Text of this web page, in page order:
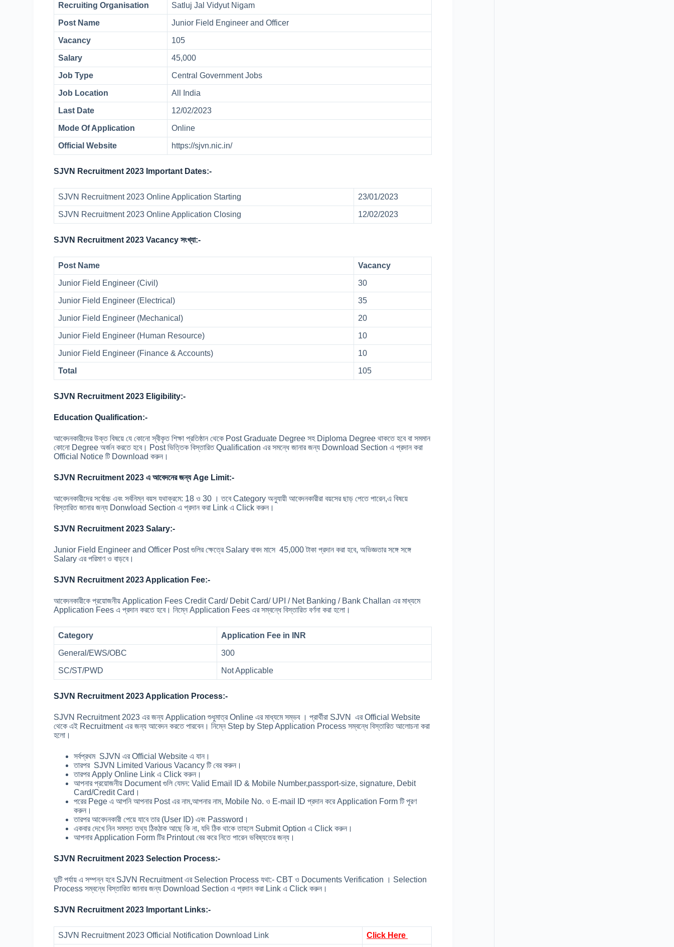
Recruiting Organisation Satluj Jal Vidyut Nigam
Post Name Junior Field Engineer and Officer
Vacancy 105
Salary 45,000
Job Type Central Government Jobs
Job Location All India
Last Date 12/02/2023
Mode Of Application Online
Official Website https://sjvn.nic.in/
SJVN Recruitment 2023 Important Dates:-
SJVN Recruitment 2023 Online Application Starting 23/01/2023
SJVN Recruitment 2023 Online Application Closing 12/02/2023
SJVN Recruitment 2023 Vacancy সংখ্যা:-
Post Name Vacancy
Junior Field Engineer (Civil) 30
Junior Field Engineer (Electrical) 35
Junior Field Engineer (Mechanical) 20
Junior Field Engineer (Human Resource) 10
Junior Field Engineer (Finance & Accounts) 10
Total 105
SJVN Recruitment 2023 Eligibility:-
Education Qualification:-
আবেদনকারীদের উক্ত বিষয়ে যে কোনো স্বীকৃত শিক্ষা প্রতিষ্ঠান থেকে Post Graduate Degree সহ Diploma Degree থাকতে হবে বা সমমান
কোনো Degree অর্জন করতে হবে। Post ভিত্তিক বিস্তারিত Qualification এর সমন্ধে জানার জন্য Download Section এ প্রদান করা
Official Notice টি Download করুন।
SJVN Recruitment 2023 এ আবেদনের জন্য Age Limit:-
আবেদনকারীদের সর্বোচ্চ এবং সর্বনিম্ন বয়স যথাক্রমে: 18 ও 30 । তবে Category অনুযায়ী আবেদনকারীরা বয়সের ছাড় পেতে পারেন,এ বিষয়ে
বিস্তারিত জানার জন্য Donwload Section এ প্রদান করা Link এ Click করুন।
SJVN Recruitment 2023 Salary:-
Junior Field Engineer and Officer Post গুলির ক্ষেত্রে Salary বাবদ মাসে 45,000 টাকা প্রদান করা হবে, অভিজ্ঞতার সঙ্গে সঙ্গে
Salary এর পরিমাণ ও বাড়বে।
SJVN Recruitment 2023 Application Fee:-
আবেদনকারীকে প্রয়োজনীয় Application Fees Credit Card/ Debit Card/ UPI / Net Banking / Bank Challan এর মাধ্যমে
Application Fees এ প্রদান করতে হবে। নিম্নে Application Fees এর সম্বন্ধে বিস্তারিত বর্ণনা করা হলো।
Category Application Fee in INR
General/EWS/OBC 300
SC/ST/PWD Not Applicable
SJVN Recruitment 2023 Application Process:-
SJVN Recruitment 2023 এর জন্য Application শুধুমাত্র Online এর মাধ্যমে সম্ভব । প্রার্থীরা SJVN এর Official Website
থেকে এই Recruitment এর জন্য আবেদন করতে পারবেন। নিম্নে Step by Step Application Process সম্বন্ধে বিস্তারিত আলোচনা করা
হলো।
সর্বপ্রথম SJVN এর Official Website এ যান।
তারপর SJVN Limited Various Vacancy টি বের করুন।
তারপর Apply Online Link এ Click করুন।
আপনার প্রয়োজনীয় Document গুলি যেমন: Valid Email ID & Mobile Number,passport-size, signature, Debit
Card/Credit Card।
পরের Pege এ আপনি আপনার Post এর নাম,আপনার নাম, Mobile No. ও E-mail ID প্রদান করে Application Form টি পূরণ
করুন।
তারপর আবেদনকারী পেয়ে যাবে তার (User ID) এবং Password।
একবার দেখে নিন সমস্ত তথ্য ঠিকঠাক আছে কি না, যদি ঠিক থাকে তাহলে Submit Option এ Click করুন।
আপনার Application Form টির Printout বের করে নিতে পারেন ভবিষ্যতের জন্য।
SJVN Recruitment 2023 Selection Process:-
দুটি পর্যায় এ সম্পন্ন হবে SJVN Recruitment এর Selection Process যথা:- CBT ও Documents Verification । Selection
Process সম্বন্ধে বিস্তারিত জানার জন্য Download Section এ প্রদান করা Link এ Click করুন।
SJVN Recruitment 2023 Important Links:-
SJVN Recruitment 2023 Official Notification Download Link Click Here